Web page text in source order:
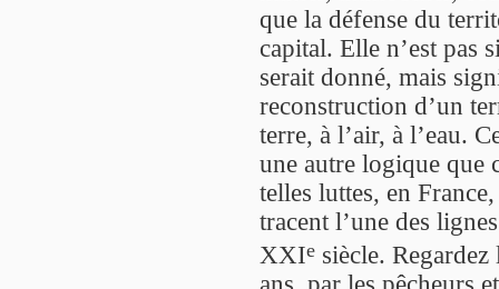
que la défense du
capital. Elle n’est pas
serait donné, mais
reconstruction d’un
terre, à l’air, à l’eau.
une autre logique que
telles luttes, en
tracent l’une des
XXIe siècle.